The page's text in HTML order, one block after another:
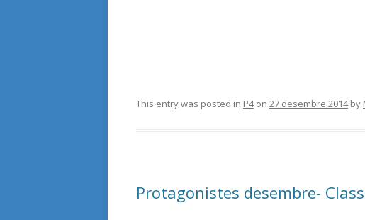
This entry was posted in P4on 27 desembre 2014by
Protagonistes desembre-